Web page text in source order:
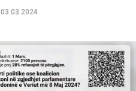
03.03.2024